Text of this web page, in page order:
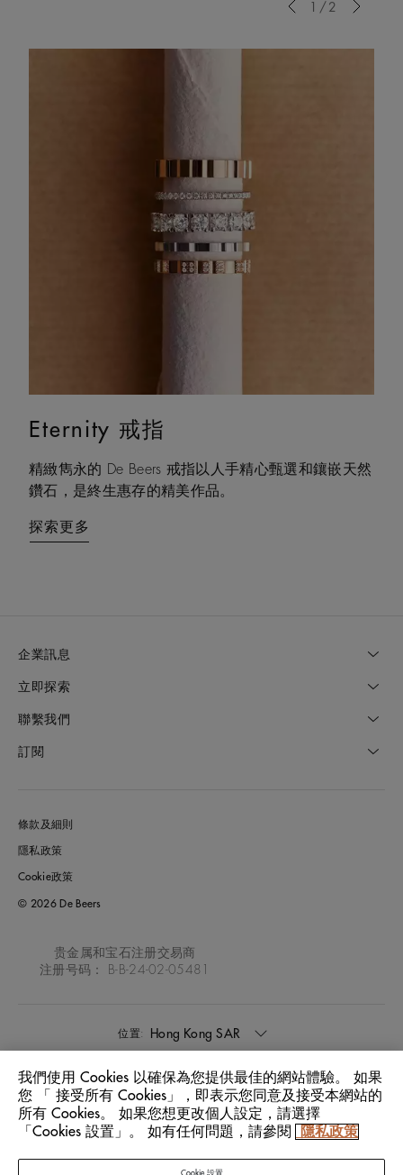
1/2
Eternity 戒指
精緻雋永的 De Beers 戒指以人手精心甄選和鑲嵌天然
鑽石，是終生惠存的精美作品。
探索更多
情侶對戒
De Beers 結婚對戒和情侶對戒是表達無盡愛意的美好
方式，禮讚您與摯愛的真切承諾。
探索更多
企業訊息
立即探索
聯繫我們
訂閱
條款及細則
隱私政策
Cookie政策
© 2026 De Beers
贵金属和宝石注册交易商
注册号码： B-B-24-02-05481
位置: Hong Kong SAR
語言: 中文
我們使用 Cookies 以確保為您提供最佳的網站體驗。 如果
您 「 接受所有 Cookies」，即表示您同意及接受本網站的
所有 Cookies。 如果您想更改個人設定，請選擇
「Cookies 設置」。 如有任何問題，請參閱
隱私政策
Cookie 設置